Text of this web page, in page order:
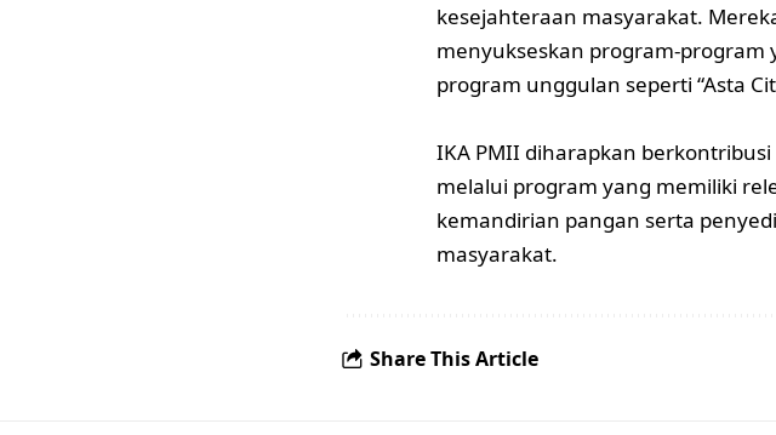
kesejahteraan masyarakat.
menyukseskan program-program
program unggulan seperti “Asta
IKA PMII diharapkan
melalui program yang memiliki
kemandirian pangan serta
masyarakat.
Share This Article